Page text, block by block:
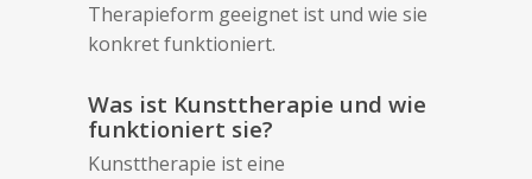
Therapieform geeignet ist und wie sie
konkret funktioniert.
Was ist Kunsttherapie und wie
funktioniert sie?
Kunsttherapie ist eine